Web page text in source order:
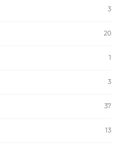
3
20
1
3
37
13